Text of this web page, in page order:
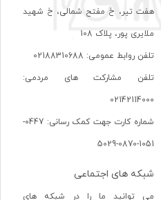
هفت تير، خ مفتح شمالی، خ شهيد
ملايری پور، پلاک 108
تلفن روابط عمومی: 02188310688
تلفن مشارکت های مردمی:
02142114000
شماره کارت جهت کمک رسانی: 0447-
1051-0870-5029
شبکه های اجتماعی
می توانید ما را در شبکه های